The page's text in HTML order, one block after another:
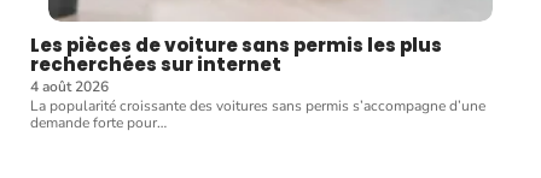
Les pièces de voiture sans permis les plus
recherchées sur internet
4 août 2026
La popularité croissante des voitures sans permis s’accompagne d’une
demande forte pour…